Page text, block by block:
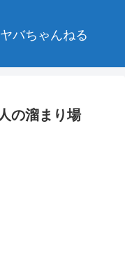
バちゃんねる
の溜まり場